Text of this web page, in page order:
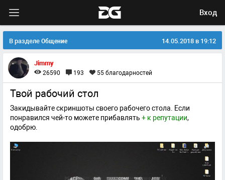
Вход
В разделе Общение 14.05.2018 в 19:12
Jimmy
26590 193 55 благодарностей
Твой рабочий стол
Закидывайте скриншоты своего рабочего стола. Если
понравился чей-то можете прибавлять + к репутации,
одобрю.